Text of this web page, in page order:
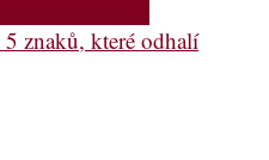
znaků, které odhalí